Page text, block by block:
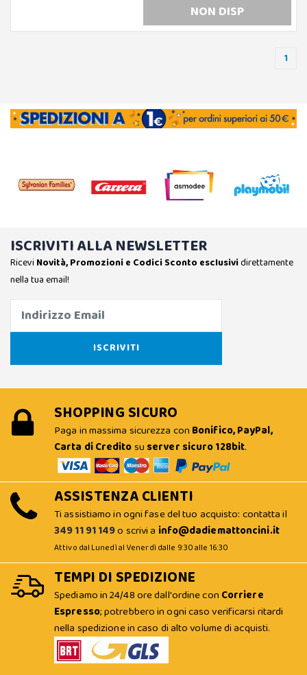
NON DISP
1
ISCRIVITI ALLA NEWSLETTER
Ricevi Novità, Promozioni e Codici Sconto esclusividirettamente
nella tua email!
SHOPPING SICURO
Paga in massima sicurezza con Bonifico, PayPal,
Carta di Creditosu server sicuro 128bit.
ASSISTENZA CLIENTI
Ti assistiamo in ogni fase del tuo acquisto: contatta il
349 11 91 149o scrivi a info@dadiemattoncini.it
Attivo dal Lunedì al Venerdì dalle 9:30 alle 16:30
TEMPI DI SPEDIZIONE
Spediamo in 24/48 ore dall'ordine con Corriere
Espresso; potrebbero in ogni caso verificarsi ritardi
nella spedizione in caso di alto volume di acquisti.